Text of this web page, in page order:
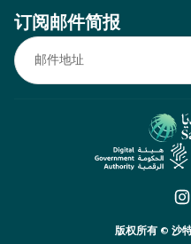
订阅邮件简报
版权所有 © 沙